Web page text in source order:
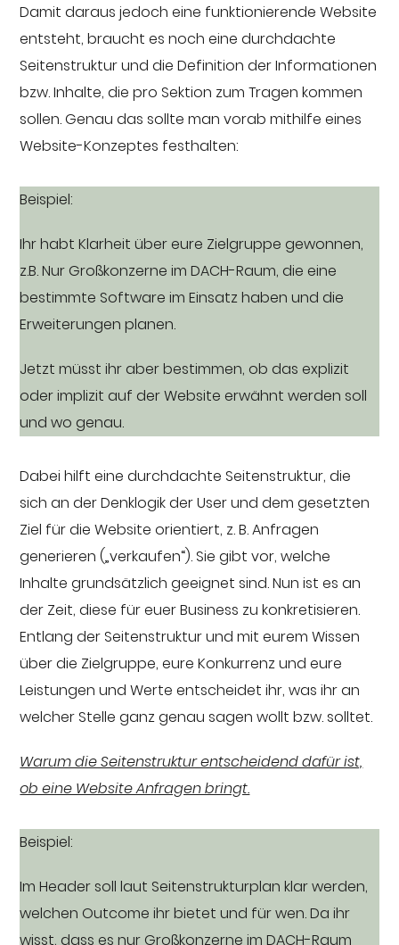
Damit daraus jedoch eine funktionierende Website
entsteht, braucht es noch eine durchdachte
Seitenstruktur und die Definition der Informationen
bzw. Inhalte, die pro Sektion zum Tragen kommen
sollen. Genau das sollte man vorab mithilfe eines
Website-Konzeptes festhalten:
Beispiel:
Ihr habt Klarheit über eure Zielgruppe gewonnen,
z.B. Nur Großkonzerne im DACH-Raum, die eine
bestimmte Software im Einsatz haben und die
Erweiterungen planen.
Jetzt müsst ihr aber bestimmen, ob das explizit
oder implizit auf der Website erwähnt werden soll
und wo genau.
Dabei hilft eine durchdachte Seitenstruktur, die
sich an der Denklogik der User und dem gesetzten
Ziel für die Website orientiert, z. B. Anfragen
generieren („verkaufen“). Sie gibt vor, welche
Inhalte grundsätzlich geeignet sind. Nun ist es an
der Zeit, diese für euer Business zu konkretisieren.
Entlang der Seitenstruktur und mit eurem Wissen
über die Zielgruppe, eure Konkurrenz und eure
Leistungen und Werte entscheidet ihr, was ihr an
welcher Stelle ganz genau sagen wollt bzw. solltet.
Warum die Seitenstruktur entscheidend dafür ist,
ob eine Website Anfragen bringt.
Beispiel:
Im Header soll laut Seitenstrukturplan klar werden,
welchen Outcome ihr bietet und für wen. Da ihr
wisst, dass es nur Großkonzerne im DACH-Raum